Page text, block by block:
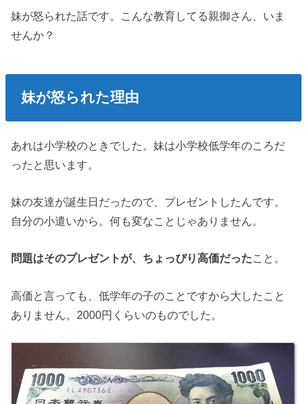
妹が怒られた話です。こんな教育してる親御さん、いま
せんか？
妹が怒られた理由
あれは小学校のときでした。妹は小学校低学年のころだ
ったと思います。
妹の友達が誕生日だったので、プレゼントしたんです。
自分の小遣いから。何も変なことじゃありません。
問題はそのプレゼントが、ちょっぴり高価だったこと。
高価と言っても、低学年の子のことですから大したこと
ありません。2000円くらいのものでした。